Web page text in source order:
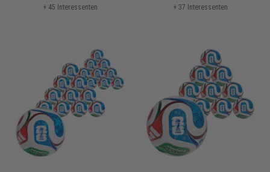
+ 45 Interessenten + 37 Interessenten